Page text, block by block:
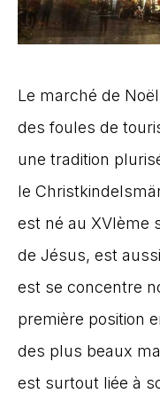
Le marché de
des foules de
une tradition
le
est né au XVIème
de Jésus, est
est se concentre
première position
des plus beaux
est surtout liée à